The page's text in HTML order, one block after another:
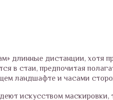
длинные дистанции, хотя
в стаи, предпочитая
ландшафте и часами
искусством